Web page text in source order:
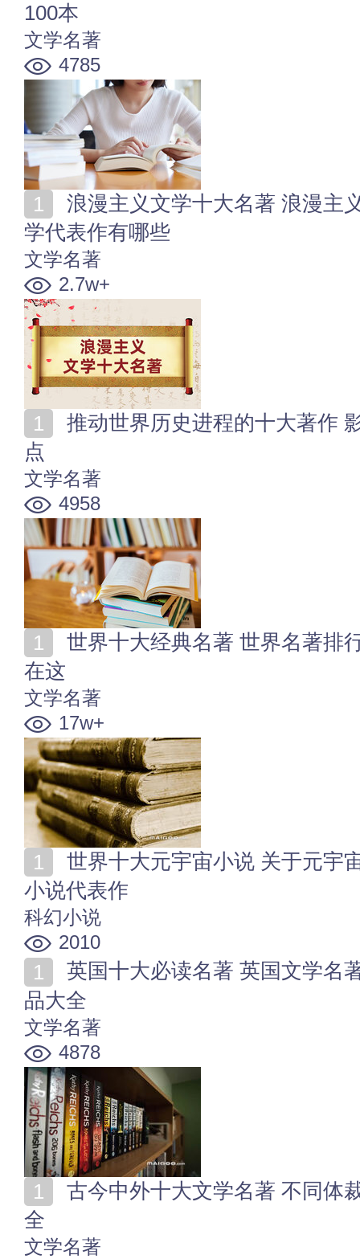
100本
文学名著
4785
学代表作有哪些
文学名著
2.7w+
点
文学名著
4958
在这
文学名著
17w+
小说代表作
科幻小说
2010
品大全
文学名著
4878
全
文学名著